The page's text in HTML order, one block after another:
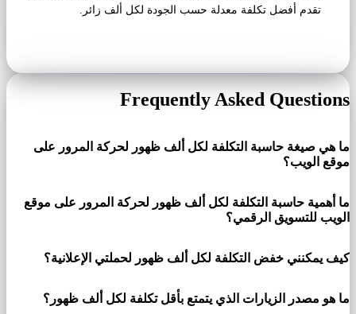
تقدم أفضل تكلفة معدلة حسب الجودة لكل ألف زائر.
Frequently Asked Questions
ما هي صيغة حاسبة التكلفة لكل ألف ظهور لحركة المرور على
موقع الويب؟
ما أهمية حاسبة التكلفة لكل ألف ظهور لحركة المرور على موقع
الويب للتسويق الرقمي؟
كيف يمكنني خفض التكلفة لكل ألف ظهور لحملتي الإعلانية؟
ما هو مصدر الزيارات الذي يتمتع بأقل تكلفة لكل ألف ظهور؟